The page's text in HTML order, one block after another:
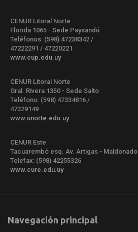
CENUR Litoral Norte
Florida 1065 - Sede Paysandú
Teléfonos: (598) 47238342 /
47222291 / 47220221
www.cup.edu.uy
CENUR Litoral Norte
Gral. Rivera 1350 - Sede Salto
Teléfono: (598) 47334816 /
47329149
www.unorte.edu.uy
CENUR Este
Tacuarembó esq. Av. Artigas - Maldonado
Telefax: (598) 42255326
www.cure.edu.uy
Navegación principal